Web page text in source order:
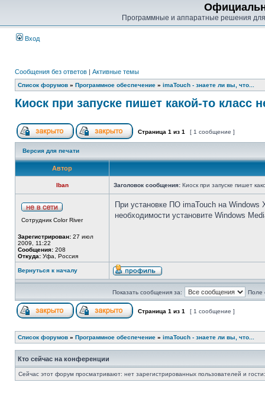
Программные и аппаратные решения
Вход
Сообщения без ответов | Активные темы
Список форумов » Программное обеспечение » imaTouch - знаете ли вы, что...
Киоск при запуске пишет какой-то класс
Страница 1 из 1 [ 1 сообщение ]
Версия для печати
Автор
Iban Заголовок сообщения: Киоск при запуске пишет
Сотрудник Color River
Зарегистрирован: 27 июл
2009, 11:22
Сообщения: 208
Откуда: Уфа, Россия
При установке ПО imaTouch на Windows
необходимости установите Windows
Вернуться к началу
Показать сообщения за: Поле
Страница 1 из 1 [ 1 сообщение ]
Список форумов » Программное обеспечение » imaTouch - знаете ли вы, что...
Кто сейчас на конференции
Сейчас этот форум просматривают: нет зарегистрированных пользователей и